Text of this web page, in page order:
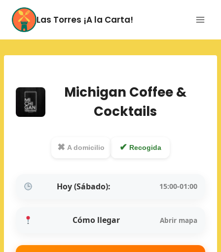
Saltar
contenido
Las Torres ¡A la Carta!
Michigan Coffee &
Cocktails
✖ A domicilio ✔ Recogida
Hoy (Sábado): 15:00-01:00
Cómo llegar Abrir mapa